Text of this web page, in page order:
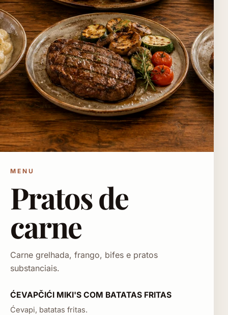
MENU
Pratos de
carne
Carne grelhada, frango, bifes e pratos
substanciais.
ĆEVAPČIĆI MIKI'S COM BATATAS FRITAS
Ćevapi, batatas fritas.